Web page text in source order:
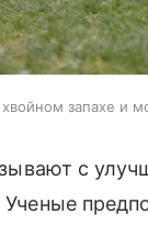
запахе и
с